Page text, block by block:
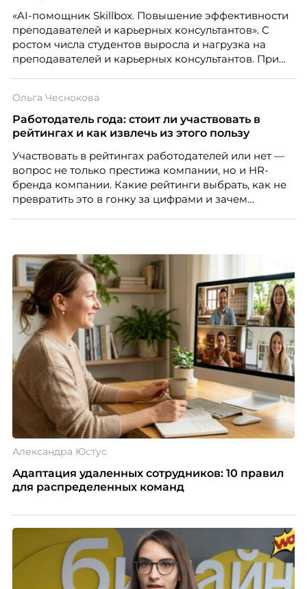
«AI-помощник Skillbox. Повышение эффективности
преподавателей и карьерных консультантов». С
ростом числа студентов выросла и нагрузка на
преподавателей и карьерных консультантов. При
повысить эффективность сотрудников, ускорить
процессы, сохранить качество поддержки и
масштабироваться без роста команды. Так и
Skillbox.
Ольга Чеснокова
Работодатель года: стоит ли участвовать в
рейтингах и как извлечь из этого пользу
Участвовать в рейтингах работодателей или нет —
вопрос не только престижа компании, но и HR-
бренда компании. Какие рейтинги выбрать, как не
превратить это в гонку за цифрами и зачем
Александра Юстус
Адаптация удаленных сотрудников: 10 правил
для распределенных команд